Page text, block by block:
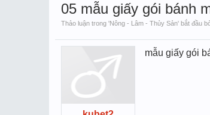
05 mẫu giấy gói bánh
Thảo luận trong 'Nông - Lâm - Thủy Sản' bắt đầu
mẫu giấy gói